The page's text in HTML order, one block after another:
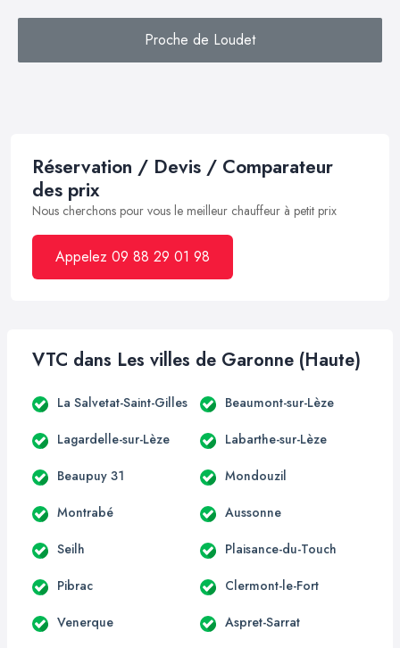
Proche de Loudet
Réservation / Devis / Comparateur
des prix
Nous cherchons pour vous le meilleur chauffeur à petit prix
Appelez 09 88 29 01 98
VTC dans Les villes de Garonne (Haute)
La Salvetat-Saint-Gilles Beaumont-sur-Lèze
Lagardelle-sur-Lèze Labarthe-sur-Lèze
Beaupuy 31 Mondouzil
Montrabé Aussonne
Seilh Plaisance-du-Touch
Pibrac Clermont-le-Fort
Venerque Aspret-Sarrat